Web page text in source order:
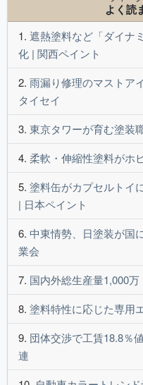
よく読
遮熱塗料など「ダイナ
化 | 関西ペイント
雨漏り修理のマストア
タイセイ
東京タワーが育む塗装
柔軟・伸縮性塗料がホ
塗料缶がカプセルトイ
| 日本ペイント
中東情勢、日塗装が国
業会
国内外総生産量1,000万
塗料特性に応じた専用
団体交渉で工賃18.8％
連